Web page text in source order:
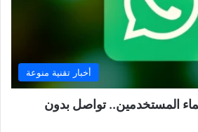
أخبار تقنية منوعة
المستخدمين.. تواصل بدون